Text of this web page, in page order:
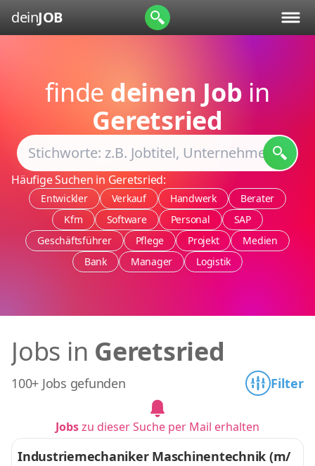
deinJOB
finde deinen Job in
Geretsried
Häufige Suchen in Geretsried:
Entwickler Verkauf Handwerk
Berater
Kfm
Software Personal
SAP
Geschäftsführer
Pflege Projekt
Medien
Bank
Manager Logistik
Jobs in Geretsried
100+ Jobs gefunden Filter
Jobszu dieser Suche per Mail erhalten
Industriemechaniker Maschinentechnik (m/